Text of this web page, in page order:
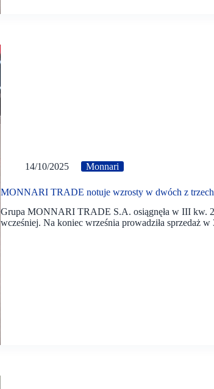
14/10/2025 Monnari
MONNARI TRADE notuje wzrosty w dwóch z
Grupa MONNARI TRADE S.A. osiągnęła w III kw.
wcześniej. Na koniec września prowadziła sprzedaż